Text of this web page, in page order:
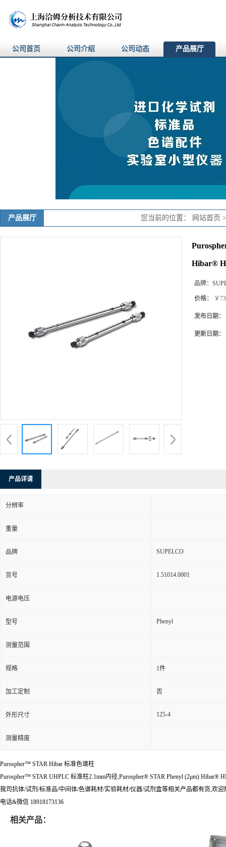
公司首页 公司介绍 公司动态 产品展厅
产品展厅 您当前的位置： 网站首页
Hibar®
品牌：
价格： ￥
发布日期：
更新日期：
产品详请
分辨率
重量
品牌 SUPELCO
货号 1.51014.0001
电源电压
型号 Phenyl
测量范围
规格 1件
加工定制 否
外形尺寸 125-4
测量精度
Purospher™ STAR Hibar 标准色谱柱
Purospher™ STAR UHPLC 标准柱2.1mm内径,Purospher® STAR Phenyl (2μm) Hibar®
我司抗体/试剂/标准品/中间体/色谱耗材/实验耗材/仪器/试剂盒等相关产品都有货,欢
电话&微信 18918173136
相关产品：